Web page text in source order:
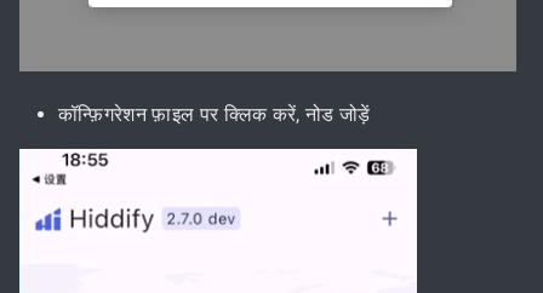
कॉन्फ़िगरेशन फ़ाइल पर क्लिक करें, नोड जोड़ें